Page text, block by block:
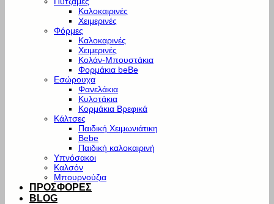
Καλοκαιρινές
Χειμερινές
Φόρμες
Καλοκαρινές
Χειμερινές
Κολάν-Μπουστάκια
Φορμάκια beBe
Εσώρουχα
Φανελάκια
Κυλοτάκια
Κορμάκια Βρεφικά
Κάλτσες
Παιδική Χειμωνιάτικη
Bebe
Παιδική καλοκαιρινή
Υπνόσακοι
Καλσόν
Μπουρνούζια
ΠΡΟΣΦΟΡΕΣ
BLOG